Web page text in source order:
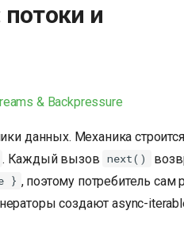
и
& Backpressure
данных. Механика
. Каждый вызов next()
} , поэтому потребитель сам
создают async-